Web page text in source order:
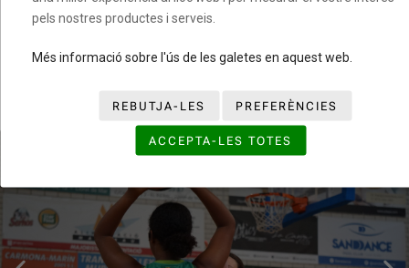
ideal!
pels nostres productes i serveis.
Més informació sobre l'ús de les galetes en aquest web.
REBUTJA-LES PREFERÈNCIES
ACCEPTA-LES TOTES